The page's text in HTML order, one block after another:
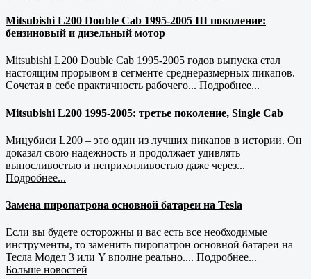
Mitsubishi L200 Double Cab 1995-2005 III поколение:
бензиновый и дизельный мотор
Mitsubishi L200 Double Cab 1995-2005 годов выпуска стал
настоящим прорывом в сегменте среднеразмерных пикапов.
Сочетая в себе практичность рабочего... Подробнее...
Mitsubishi L200 1995-2005: третье поколение, Single Cab
Мицубиси L200 – это один из лучших пикапов в истории. Он
доказал свою надежность и продолжает удивлять
выносливостью и неприхотливостью даже через...
Подробнее...
Замена пиропатрона основной батареи на Tesla
Если вы будете осторожны и вас есть все необходимые
инструменты, то заменить пиропатрон основной батареи на
Тесла Модел 3 или Y вполне реально.... Подробнее...
Больше новостей